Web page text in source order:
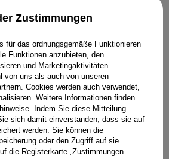
Zustimmungen
für das ordnungsgemäße Funktionieren
Funktionen anzubieten, den
und Marketingaktivitäten
von uns als auch von unseren
Cookies werden auch verwendet,
Weitere Informationen finden
. Indem Sie diese Mitteilung
sich damit einverstanden, dass sie auf
werden. Sie können die
oder den Zugriff auf sie
die Registerkarte „Zustimmungen